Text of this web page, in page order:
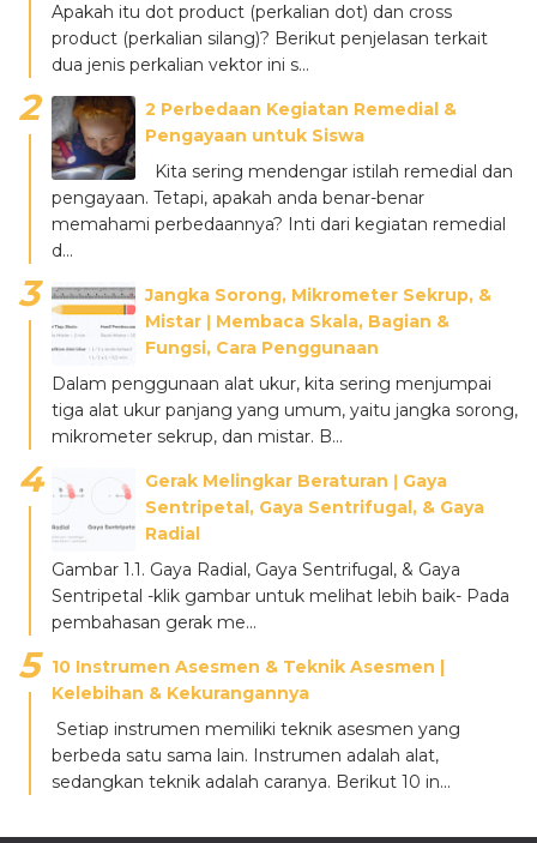
Apakah itu dot product (perkalian dot) dan cross
product (perkalian silang)? Berikut penjelasan terkait
dua jenis perkalian vektor ini s...
2 Perbedaan Kegiatan Remedial &
Pengayaan untuk Siswa
Kita sering mendengar istilah remedial dan
pengayaan. Tetapi, apakah anda benar-benar
memahami perbedaannya? Inti dari kegiatan remedial
d...
Jangka Sorong, Mikrometer Sekrup, &
Mistar ǀ Membaca Skala, Bagian &
Fungsi, Cara Penggunaan
Dalam penggunaan alat ukur, kita sering menjumpai
tiga alat ukur panjang yang umum, yaitu jangka sorong,
mikrometer sekrup, dan mistar. B...
Gerak Melingkar Beraturan ǀ Gaya
Sentripetal, Gaya Sentrifugal, & Gaya
Radial
Gambar 1.1. Gaya Radial, Gaya Sentrifugal, & Gaya
Sentripetal -klik gambar untuk melihat lebih baik- Pada
pembahasan gerak me...
10 Instrumen Asesmen & Teknik Asesmen |
Kelebihan & Kekurangannya
Setiap instrumen memiliki teknik asesmen yang
berbeda satu sama lain. Instrumen adalah alat,
sedangkan teknik adalah caranya. Berikut 10 in...